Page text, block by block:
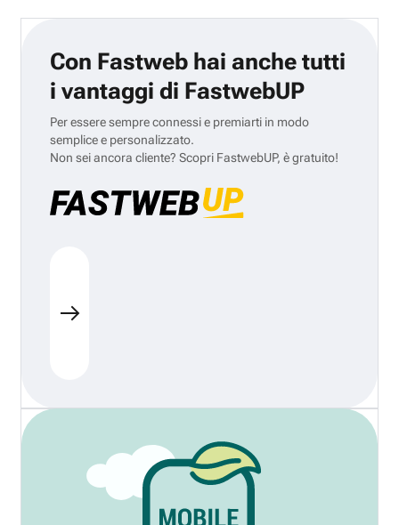
Con Fastweb hai anche tutti
i vantaggi di FastwebUP
Per essere sempre connessi e premiarti in modo
semplice e personalizzato.
Non sei ancora cliente? Scopri FastwebUP, è gratuito!